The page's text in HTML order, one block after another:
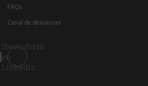
FAQs
Canal de denuncias
Iberinform
en
Linkedin